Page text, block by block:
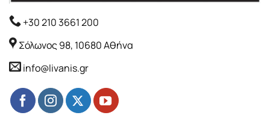
+30 210 3661 200
Σόλωνος 98, 10680 Αθήνα
info@livanis.gr